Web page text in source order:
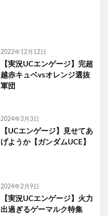
2022年12月12日
【実況UCエンゲージ】完超
越赤キュベvsオレンジ選抜
軍団
2024年3月3日
【UCエンゲージ】見せてあ
げようか【ガンダムUCE】
2024年2月9日
【実況UCエンゲージ】火力
出過ぎるゲーマルク特集